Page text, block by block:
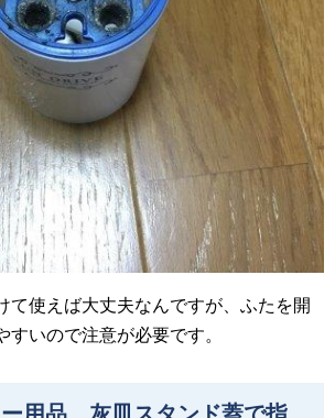
て使えば大丈夫なんですが、ふたを開
すいので注意が必要です。